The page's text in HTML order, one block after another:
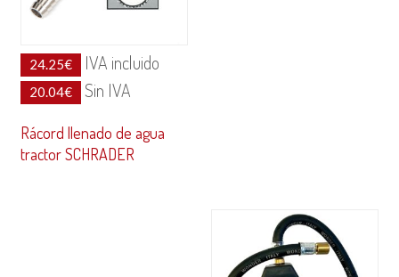
24.25€ IVA incluido
20.04€ Sin IVA
Rácord llenado de agua
tractor SCHRADER